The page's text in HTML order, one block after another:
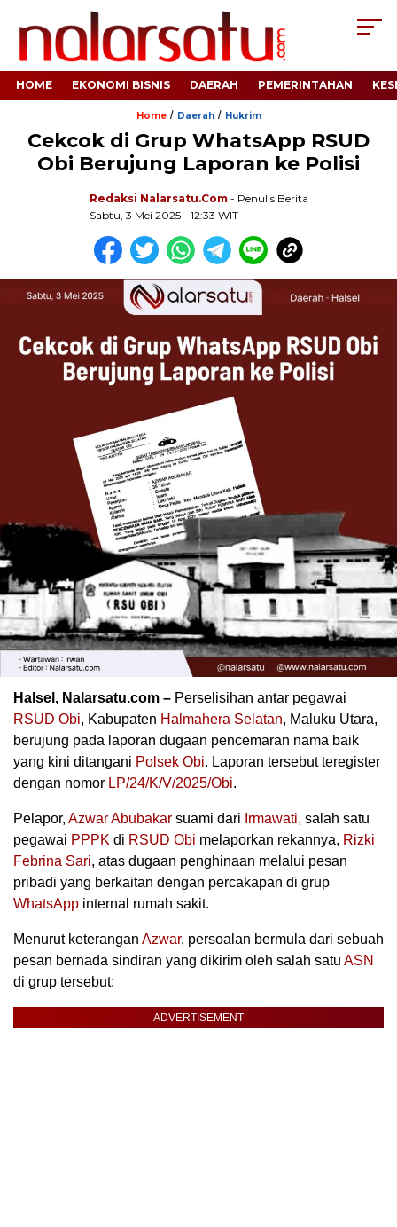
HOME EKONOMI BISNIS DAERAH PEMERINTAHAN
Home/ Daerah/ Hukrim
Cekcok di Grup WhatsApp RSUD
Obi Berujung Laporan ke Polisi
Redaksi Nalarsatu.com - Penulis Berita
Sabtu, 3 Mei 2025 - 12:33 WIT
Halsel, Nalarsatu.com – Perselisihan antar pegawai
RSUD Obi, Kabupaten Halmahera Selatan, Maluku Utara,
berujung pada laporan dugaan pencemaran nama baik
yang kini ditangani Polsek Obi. Laporan tersebut teregister
dengan nomor LP/24/K/V/2025/Obi.
Pelapor, Azwar Abubakar suami dari Irmawati, salah satu
pegawai PPPK di RSUD Obi melaporkan rekannya, Rizki
Febrina Sari, atas dugaan penghinaan melalui pesan
pribadi yang berkaitan dengan percakapan di grup
WhatsApp internal rumah sakit.
Menurut keterangan Azwar, persoalan bermula dari sebuah
pesan bernada sindiran yang dikirim oleh salah satu ASN
di grup tersebut:
ADVERTISEMENT